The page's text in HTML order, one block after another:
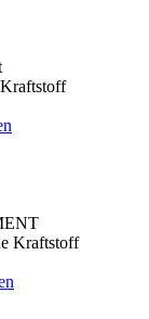
Kraftstoff